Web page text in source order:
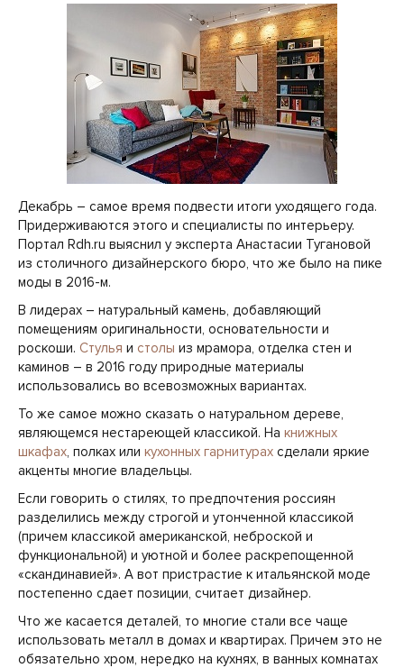
Декабрь – самое время подвести итоги уходящего года.
Придерживаются этого и специалисты по интерьеру.
Портал Rdh.ru выяснил у эксперта Анастасии Тугановой
из столичного дизайнерского бюро, что же было на пике
моды в 2016-м.
В лидерах – натуральный камень, добавляющий
помещениям оригинальности, основательности и
роскоши. Стулья и столы из мрамора, отделка стен и
каминов – в 2016 году природные материалы
использовались во всевозможных вариантах.
То же самое можно сказать о натуральном дереве,
являющемся нестареющей классикой. На книжных
шкафах, полках или кухонных гарнитурах сделали яркие
акценты многие владельцы.
Если говорить о стилях, то предпочтения россиян
разделились между строгой и утонченной классикой
(причем классикой американской, неброской и
функциональной) и уютной и более раскрепощенной
«скандинавией». А вот пристрастие к итальянской моде
постепенно сдает позиции, считает дизайнер.
Что же касается деталей, то многие стали все чаще
использовать металл в домах и квартирах. Причем это не
обязательно хром, нередко на кухнях, в ванных комнатах